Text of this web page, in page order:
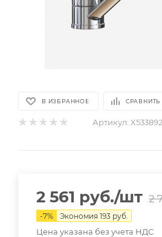
В ИЗБРАННОЕ СРАВНИТЬ
Артикул: X533892
2 561 руб./шт 2
-7% Экономия 193 руб.
Цена указана без учета НДС